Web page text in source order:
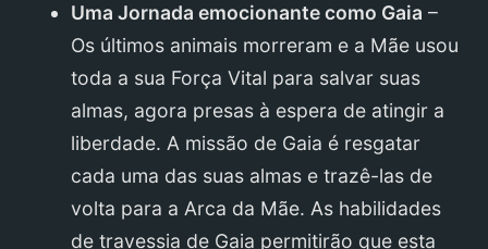
Uma Jornada emocionante como Gaia –
Os últimos animais morreram e a Mãe usou
toda a sua Força Vital para salvar suas
almas, agora presas à espera de atingir a
liberdade. A missão de Gaia é resgatar
cada uma das suas almas e trazê-las de
volta para a Arca da Mãe. As habilidades
de travessia de Gaia permitirão que esta